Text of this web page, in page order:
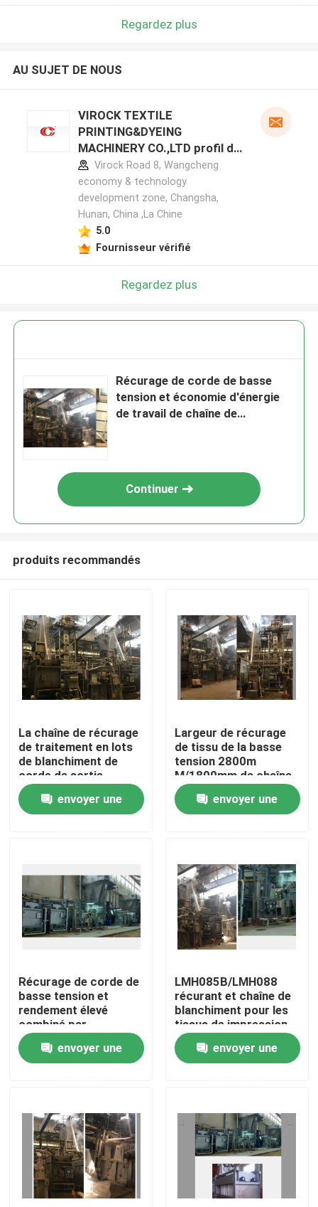
Maison
Au sujet de nous
Visite d'usine
Contrôle de qualité
Contactez-nous
nouvelles
machine de finissage de stenter
stenter d'arrangement de la chaleur
Regardez plus
AU SUJET DE NOUS
VIROCK TEXTILE
PRINTING&DYEING
MACHINERY CO.,LTD profil du
fabricant
Virock Road 8, Wangcheng
economy & technology
development zone, Changsha,
Hunan, China ,La Chine
5.0
Fournisseur vérifié
Regardez plus
Récurage de corde de basse
tension et économie d'énergie
de travail de chaîne de
Continuer
produits recommandés
La chaîne de récurage
de traitement en lots
de blanchiment de
corde de sortie
expédient l'économie
d'énergie de 180
M/Min
envoyer une
Largeur de récurage
de tissu de la basse
tension 2800m
M/1800mm de chaîne
de blanchiment de
corde à grande
vitesse
envoyer une
Récurage de corde de
basse tension et
rendement élevé
combiné par
blanchiment de
machineenvoyer une
LMH085B/LMH088
récurant et chaîne de
blanchiment pour les
tissus de impression
tissés
envoyer une